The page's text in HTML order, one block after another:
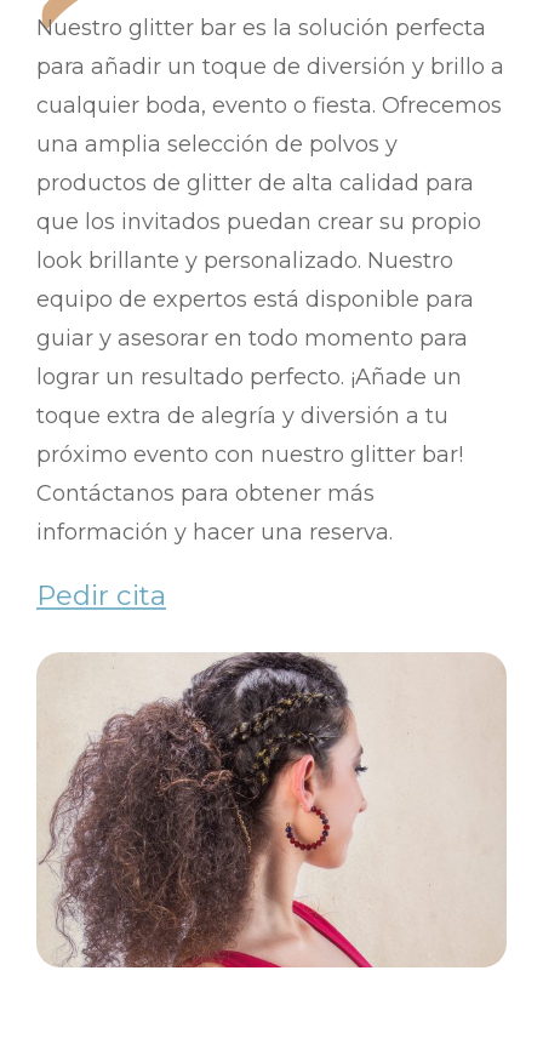
Nuestro glitter bar es la solución perfecta
para añadir un toque de diversión y brillo a
cualquier boda, evento o fiesta. Ofrecemos
una amplia selección de polvos y
productos de glitter de alta calidad para
que los invitados puedan crear su propio
look brillante y personalizado. Nuestro
equipo de expertos está disponible para
guiar y asesorar en todo momento para
lograr un resultado perfecto. ¡Añade un
toque extra de alegría y diversión a tu
próximo evento con nuestro glitter bar!
Contáctanos para obtener más
información y hacer una reserva.
Pedir cita